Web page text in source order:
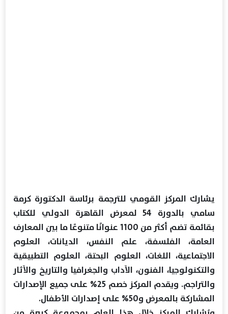
يشارك المركز القومي للترجمة برئاسة الدكتورة كرمة
سامي بالدورة 54 لمعرض القاهرة الدولي للكتاب
بقائمة تضم أكثر من 1100 عنوانًا متنوعًا ما بين المعارف
العامة، الفلسفة، علم النفس، الديانات، العلوم
الاجتماعية، اللغات، العلوم البحتة، العلوم التطبيقية
والتكنولوجيا، الفنون، الآداب والجغرافيا والتاريخ والآثار
والتراجم. ويقدم المركز خصم 25% على جميع الإصدارات
المشاركة بالمعرض و50% على إصدارات الأطفال.